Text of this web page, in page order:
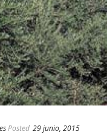
Posted 29 junio, 2015